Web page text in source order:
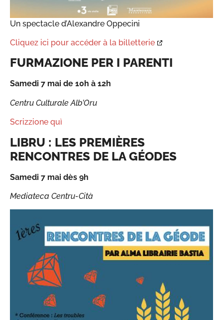
Un spectacle d’Alexandre Oppecini
Cliquez ici pour accéder à la billetterie
FURMAZIONE PER I PARENTI
Samedi 7 mai de 10h à 12h
Centru Culturale Alb’Oru
Scrizzione quì
LIBRU : LES PREMIÈRES
RENCONTRES DE LA GÉODES
Samedi 7 mai dès 9h
Mediateca Centru-Cità